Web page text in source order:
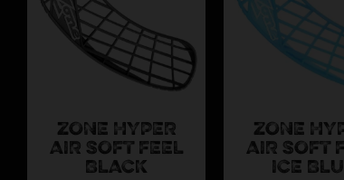
ZONE HYPER
AIR SOFT FEEL
BLACK
ZONE
AIR SOFT
ICE